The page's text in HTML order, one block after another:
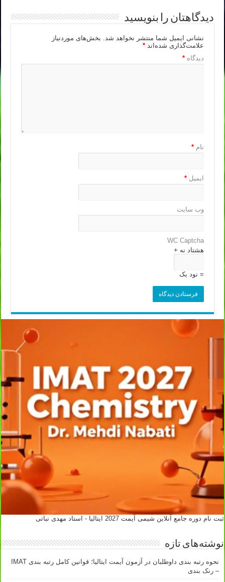
دیدگاهتان را بنویسید
نشانی ایمیل شما منتشر نخواهد شد.
بخش‌های موردنیاز
علامت‌گذاری شده‌اند*
دیدگاه*
نام*
ایمیل*
وب‌ سایت
WC Captcha
هشتاد نه +
= نود یک
ثبت نام دوره جامع آنلاین شیمی آیمت 2027 ایتالیا - استاد مهدی نباتی
نوشته‌های تازه
نحوه رتبه بندی داوطلبان در آزمون آیمت ایتالیا؛ قوانین کامل رتبه بندی IMAT
– رنک بندی